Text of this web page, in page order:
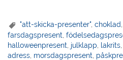
"att-skicka-presenter",choklad
farsdagspresent ,
halloweenpresent julklapp lakrits
adress morsdagspresent